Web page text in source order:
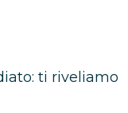
ti riveliamo